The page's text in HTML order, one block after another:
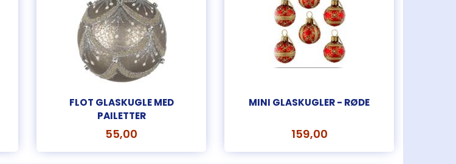
FLOT GLASKUGLE MED
PAILETTER
55,00
MINI GLASKUGLER - RØDE
159,00